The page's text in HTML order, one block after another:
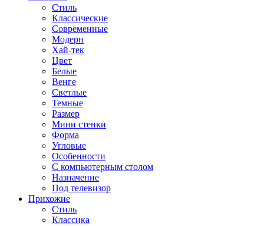
Стиль
Классические
Современные
Модерн
Хай-тек
Цвет
Белые
Венге
Светлые
Темные
Размер
Мини стенки
Форма
Угловые
Особенности
С компьютерным столом
Назначение
Под телевизор
Прихожие
Стиль
Классика